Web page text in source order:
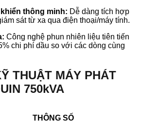
thông minh: Dễ dàng tích hợp
sát từ xa qua điện thoại/máy tính.
Công nghệ phun nhiên liệu tiên tiến
chi phí dầu so với các dòng cùng
THUẬT MÁY PHÁT
750kVA
THÔNG SỐ